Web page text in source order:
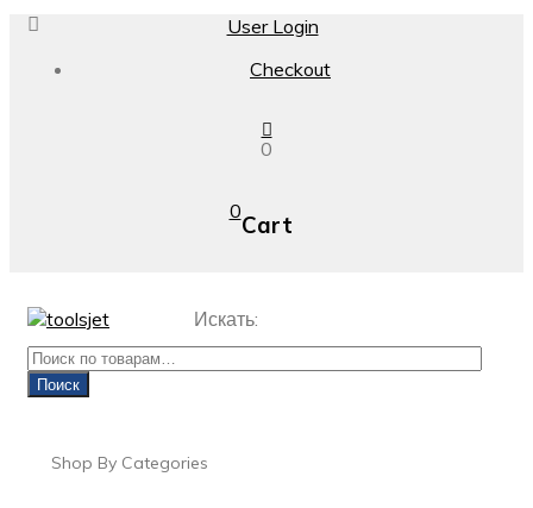
User Login
Checkout
0
0Cart
Искать:
Поиск
Shop By Categories